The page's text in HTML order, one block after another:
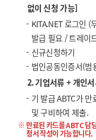
없이 신청 가능]
KITA.NET 로그인 (
발급 필요 / 트레이
신규신청하기
법인공동인증서(범
2. 기업서류 + 개인
기 발급 ABTC가
및 구비하여 제출.
만료된 카드를 ABTC 담
청서 작성이 가능합니다.